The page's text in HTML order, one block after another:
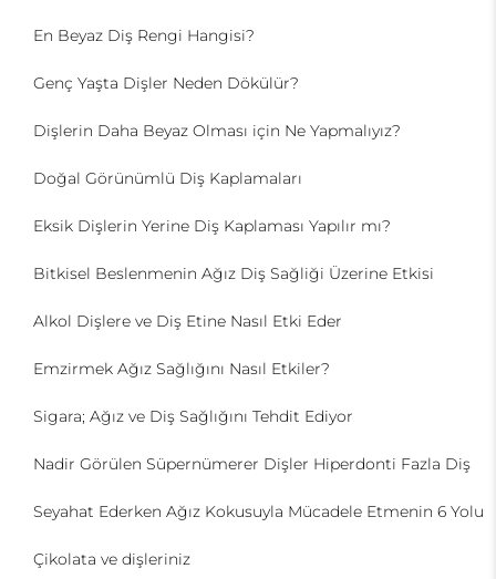
En Beyaz Diş Rengi Hangisi?
Genç Yaşta Dişler Neden Dökülür?
Dişlerin Daha Beyaz Olması için Ne Yapmalıyız?
Doğal Görünümlü Diş Kaplamaları
Eksik Dişlerin Yerine Diş Kaplaması Yapılır mı?
Bitkisel Beslenmenin Ağız Diş Sağliği Üzerine Etkisi
Alkol Dişlere ve Diş Etine Nasıl Etki Eder
Emzirmek Ağız Sağlığını Nasıl Etkiler?
Sigara; Ağız ve Diş Sağlığını Tehdit Ediyor
Nadir Görülen Süpernümerer Dişler Hiperdonti Fazla Diş
Seyahat Ederken Ağız Kokusuyla Mücadele Etmenin 6 Yolu
Çikolata ve dişleriniz